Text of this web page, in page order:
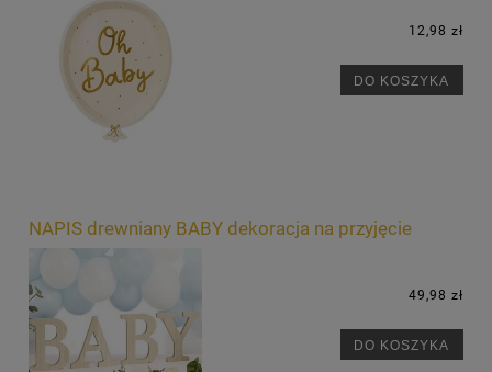
12,98 zł
DO KOSZYKA
NAPIS drewniany BABY dekoracja na przyjęcie
49,98 zł
DO KOSZYKA